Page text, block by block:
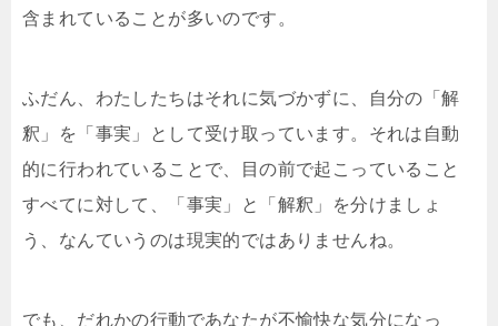
含まれていることが多いのです。
ふだん、わたしたちはそれに気づかずに、自分の「解
釈」を「事実」として受け取っています。それは自動
的に行われていることで、目の前で起こっていること
すべてに対して、「事実」と「解釈」を分けましょ
う、なんていうのは現実的ではありませんね。
でも、だれかの行動であなたが不愉快な気分になっ